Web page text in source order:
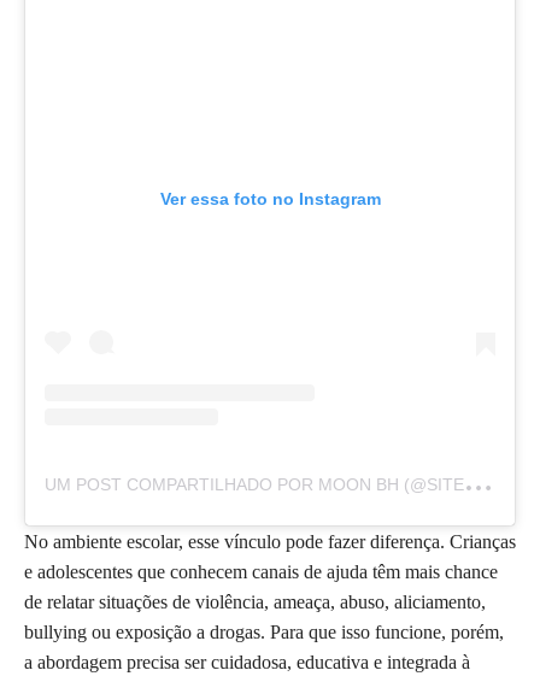
Ver essa foto no Instagram
U
M POST COMPARTILHADO POR MOON BH (@SITEMOONBH)
No ambiente escolar, esse vínculo pode fazer diferença. Crianças
e adolescentes que conhecem canais de ajuda têm mais chance
de relatar situações de violência, ameaça, abuso, aliciamento,
bullying ou exposição a drogas. Para que isso funcione, porém,
a abordagem precisa ser cuidadosa, educativa e integrada à